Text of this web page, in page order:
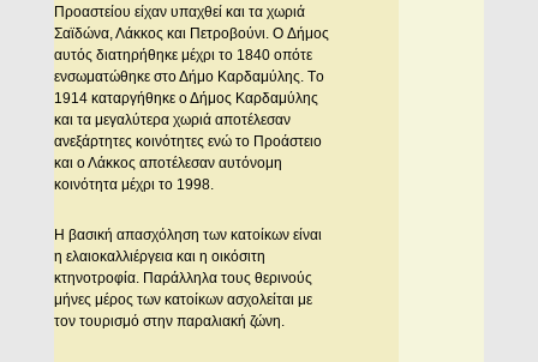
Προαστείου είχαν υπαχθεί και τα χωριά
Σαϊδώνα, Λάκκος και Πετροβούνι. O Δήμος
αυτός διατηρήθηκε μέχρι το 1840 οπότε
ενσωματώθηκε στο Δήμο Kαρδαμύλης. Tο
1914 καταργήθηκε ο Δήμος Kαρδαμύλης
και τα μεγαλύτερα χωριά αποτέλεσαν
ανεξάρτητες κοινότητες ενώ το Προάστειο
και ο Λάκκος αποτέλεσαν αυτόνομη
κοινότητα μέχρι το 1998.
H βασική απασχόληση των κατοίκων είναι
η ελαιοκαλλιέργεια και η οικόσιτη
κτηνοτροφία. Παράλληλα τους θερινούς
μήνες μέρος των κατοίκων ασχολείται με
τον τουρισμό στην παραλιακή ζώνη.